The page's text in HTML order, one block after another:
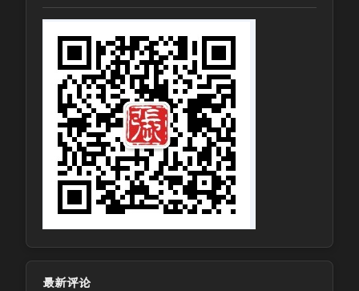
最新评论